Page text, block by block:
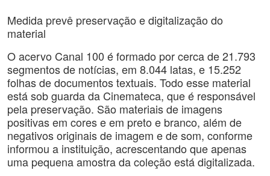
Medida prevê preservação e digitalização do
material
O acervo Canal 100 é formado por cerca de 21.793
segmentos de notícias, em 8.044 latas, e 15.252
folhas de documentos textuais. Todo esse material
está sob guarda da Cinemateca, que é responsável
pela preservação. São materiais de imagens
positivas em cores e em preto e branco, além de
negativos originais de imagem e de som, conforme
informou a instituição, acrescentando que apenas
uma pequena amostra da coleção está digitalizada.